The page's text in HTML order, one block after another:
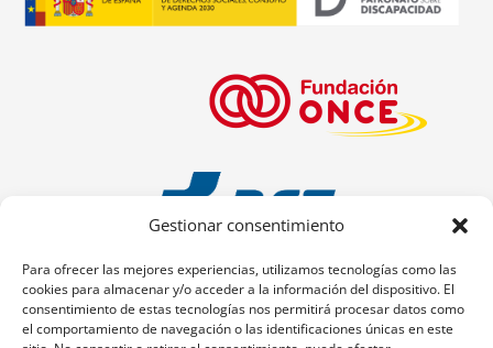
Gestionar consentimiento
Para ofrecer las mejores experiencias, utilizamos tecnologías como las
cookies para almacenar y/o acceder a la información del dispositivo. El
consentimiento de estas tecnologías nos permitirá procesar datos como
el comportamiento de navegación o las identificaciones únicas en este